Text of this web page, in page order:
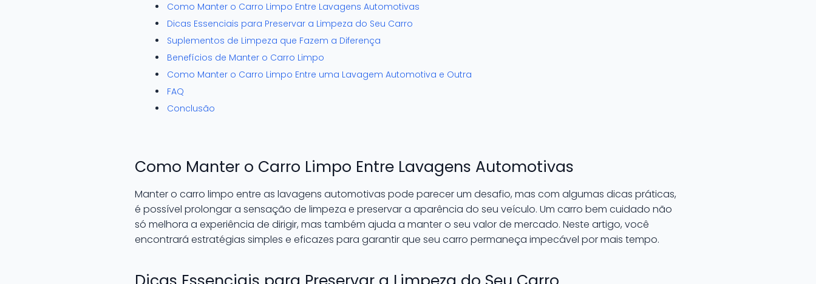
Como Manter o Carro Limpo Entre Lavagens Automotivas
Dicas Essenciais para Preservar a Limpeza do Seu Carro
Suplementos de Limpeza que Fazem a Diferença
Benefícios de Manter o Carro Limpo
Como Manter o Carro Limpo Entre uma Lavagem Automotiva e Outra
FAQ
Conclusão
Como Manter o Carro Limpo Entre Lavagens Automotivas
Manter o carro limpo entre as lavagens automotivas pode parecer um desafio, mas com algumas dicas práticas,
é possível prolongar a sensação de limpeza e preservar a aparência do seu veículo. Um carro bem cuidado não
só melhora a experiência de dirigir, mas também ajuda a manter o seu valor de mercado. Neste artigo, você
encontrará estratégias simples e eficazes para garantir que seu carro permaneça impecável por mais tempo.